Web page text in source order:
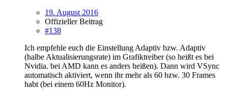
19. August 2016
Offizieller Beitrag
#138
Ich empfehle euch die Einstellung Adaptiv bzw. Adaptiv
(halbe Aktualisierungsrate) im Grafiktreiber (so heißt es bei
Nvidia. bei AMD kann es anders heißen). Dann wird VSync
automatisch aktiviert, wenn ihr mehr als 60 bzw. 30 Frames
habt (bei einem 60Hz Monitor).